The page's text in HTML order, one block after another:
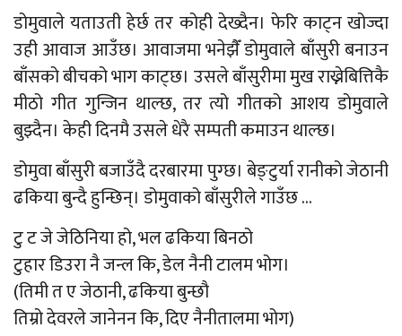
डोमुवाले यताउती हेर्छ तर कोही देख्दैन। फेरि काट्न खोज्दा
उही आवाज आउँछ। आवाजमा भनेझैँ डोमुवाले बाँसुरी बनाउन
बाँसको बीचको भाग काट्छ। उसले बाँसुरीमा मुख राख्नेबित्तिकै
मीठो गीत गुन्जिन थाल्छ, तर त्यो गीतको आशय डोमुवाले
बुझ्दैन। केही दिनमै उसले धेरै सम्पती कमाउन थाल्छ।
डोमुवा बाँसुरी बजाउँदै दरबारमा पुग्छ। बेङ्टुर्या रानीको जेठानी
ढकिया बुन्दै हुन्छिन्। डोमुवाको बाँसुरीले गाउँछ …
टु ट जे जेठिनिया हो, भल ढकिया बिनठो
टुहार डिउरा नै जन्ल कि, डेल नैनी टालम भोग।
(तिमी त ए जेठानी, ढकिया बुन्छौ
तिम्रो देवरले जानेनन कि, दिए नैनीतालमा भोग)